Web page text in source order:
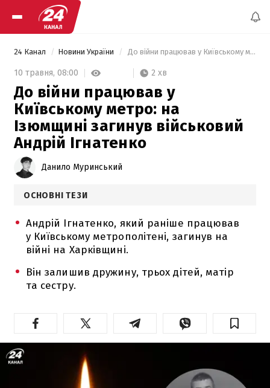
24 Канал Новини України До війни працював у Київському метро: на Ізюмщині загинув військовий Андрій Ігнатенко
10 травня, 08:00 2 хв
До війни працював у
Київському метро: на
Ізюмщині загинув військовий
Андрій Ігнатенко
Данило Муринський
ОСНОВНІ ТЕЗИ
Андрій Ігнатенко, який раніше працював
у Київському метрополітені, загинув на
війні на Харківщині.
Він залишив дружину, трьох дітей, матір
та сестру.